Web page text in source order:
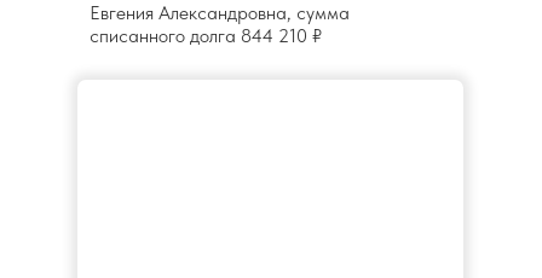
Евгения Александровна, сумма
списанного долга 844 210 ₽